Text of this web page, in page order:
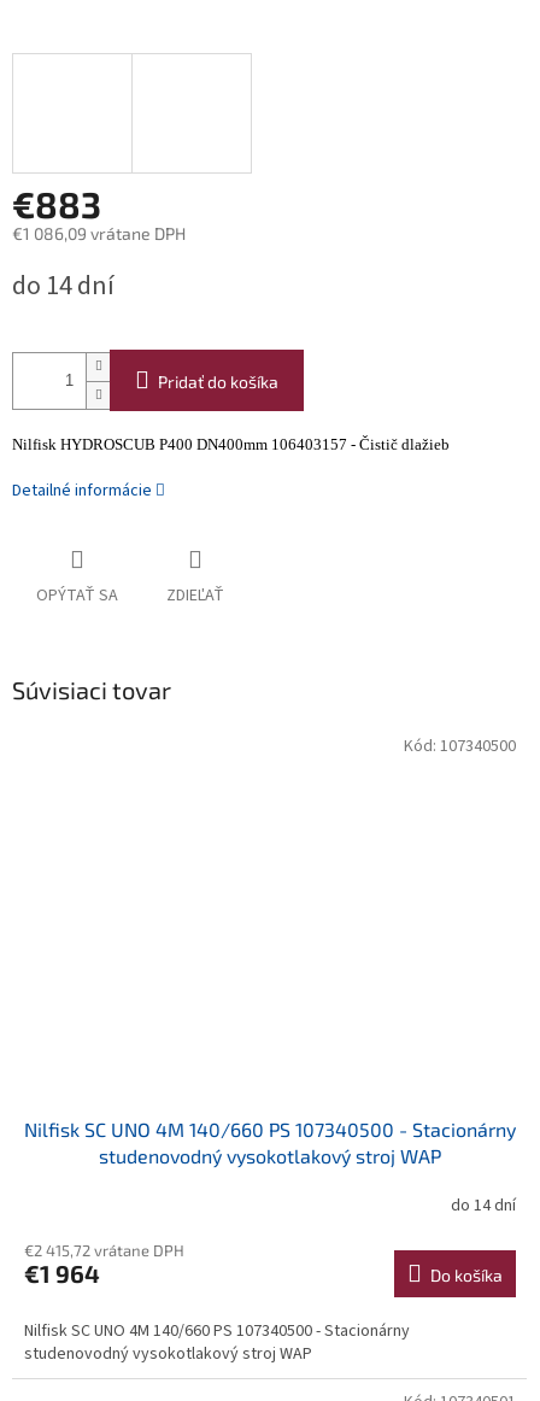
€883
€1 086,09 vrátane DPH
cena:
do 14 dní
Pridať do košíka
Nilfisk HYDROSCUB P400 DN400mm 106403157 - Čistič dlažieb
Detailné informácie
OPÝTAŤ SA ZDIEĽAŤ
Súvisiaci tovar
Nilfisk SC UNO 4M 140/660 PS 107340500 - Stacionárny
studenovodný vysokotlakový stroj WAP
do 14 dní
€2 415,72 vrátane DPH
€1 964 Do košíka
Nilfisk SC UNO 4M 140/660 PS 107340500 - Stacionárny
studenovodný vysokotlakový stroj WAP
Kód: 107340500